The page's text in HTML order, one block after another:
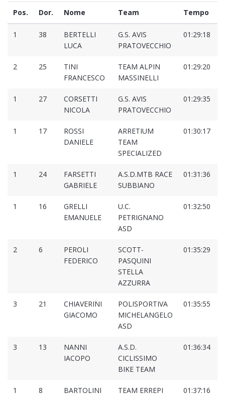
Pos. Dor. Nome Team Tempo
1 38
BERTELLI
LUCA
G.S. AVIS
PRATOVECCHIO
01:29:18
2 25
TINI
FRANCESCO
TEAM ALPIN
MASSINELLI
01:29:20
1 27
CORSETTI
NICOLA
G.S. AVIS
PRATOVECCHIO
01:29:35
1 17
ROSSI
DANIELE
ARRETIUM
TEAM
SPECIALIZED
01:30:17
1 24
FARSETTI
GABRIELE
A.S.D.MTB RACE
SUBBIANO
01:31:36
1 16
GRELLI
EMANUELE
U.C.
PETRIGNANO
ASD
01:32:50
2 6
PEROLI
FEDERICO
SCOTT-
PASQUINI
STELLA
AZZURRA
01:35:29
3 21
CHIAVERINI
GIACOMO
POLISPORTIVA
MICHELANGELO
ASD
01:35:55
3 13
NANNI
IACOPO
A.S.D.
CICLISSIMO
BIKE TEAM
01:36:34
1 8
BARTOLINI
TEAM ERREPI
01:37:16